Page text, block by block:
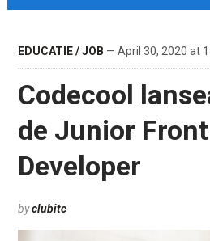
EDUCATIE / JOB — April 30, 2020 at
Codecool
de Junior
Developer
byclubitc